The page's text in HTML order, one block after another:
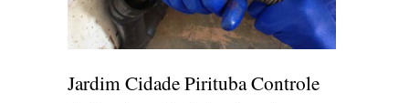
Jardim Cidade Pirituba Controle